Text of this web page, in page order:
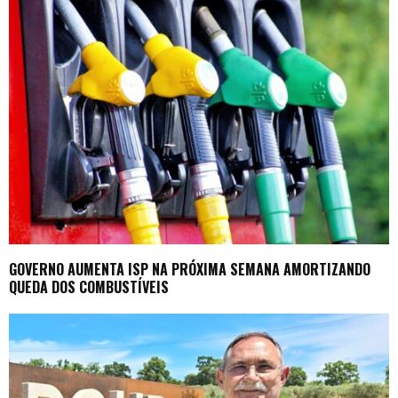
GOVERNO AUMENTA ISP NA PRÓXIMA SEMANA AMORTIZANDO
QUEDA DOS COMBUSTÍVEIS